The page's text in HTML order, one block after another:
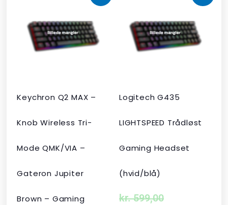
Keychron Q2 MAX –
Knob Wireless Tri-
Mode QMK/VIA –
Gateron Jupiter
Brown – Gaming
oprindelige
pris
var:
kr. 2.190,00.
aktuelle
pris
er:
kr. 1.465,00.
Logitech G435
LIGHTSPEED Trådløst
Gaming Headset
(hvid/blå)
kr.599,00
oprindelige
pris
var:
kr. 599,00.
aktuelle
pris
er:
kr. 399,00.